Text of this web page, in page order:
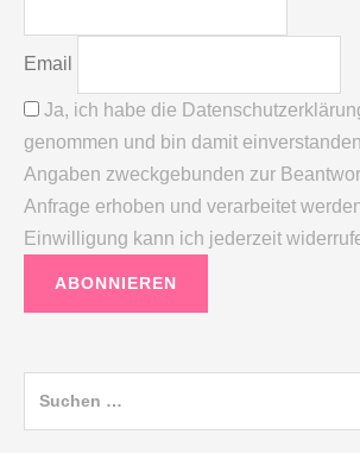
Email
Ja, ich habe die
genommen und bin damit
Angaben zweckgebunden zur
Anfrage erhoben und verarbeitet
Einwilligung kann ich jederzeit